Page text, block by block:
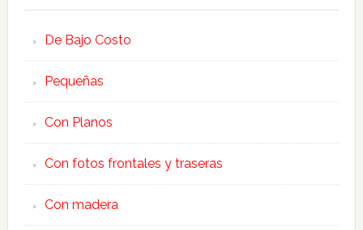
De Bajo Costo
Pequeñas
Con Planos
Con fotos frontales y traseras
Con madera